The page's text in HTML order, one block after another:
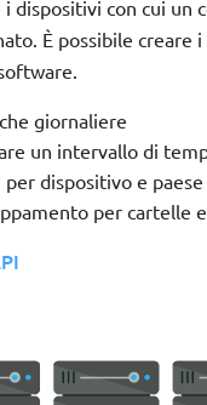
dispositivi con cui un
È possibile creare
giornaliere
un intervallo di
dispositivo e paese
per cartelle
: "IP" ,
: "48.1992",